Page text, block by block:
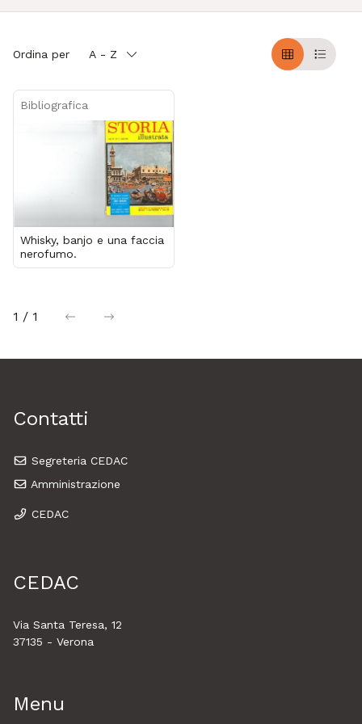
Ordina per A - Z
GrigliaTable
Bibliografica
Whisky, banjo e una faccia
nerofumo.
1 / 1 precedentesuccessiva
Contatti
Segreteria CEDAC
Amministrazione
CEDAC
CEDAC
Via Santa Teresa, 12
37135 - Verona
Menu